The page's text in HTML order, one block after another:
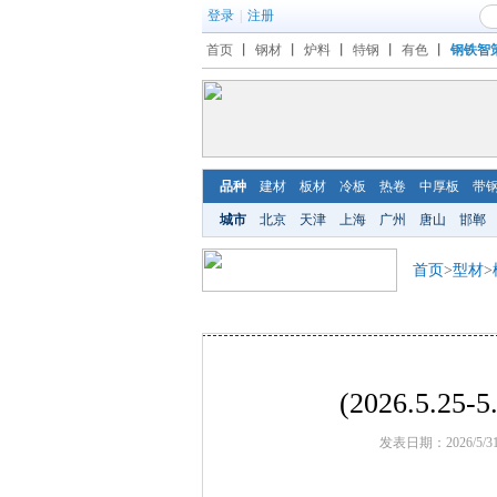
登录 注册
首页 钢材 炉料 特钢 有色 钢铁智
品种 建材 板材 冷板 热卷 中厚板 带钢
城市 北京 天津 上海 广州 唐山 邯郸
首页>型材>
(2026.5.25-
发表日期：2026/5/31